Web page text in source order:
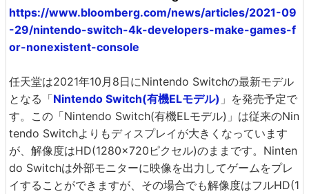
https://www.bloomberg.com/news/articles/2021-09
-29/nintendo-switch-4k-developers-make-games-f
or-nonexistent-console
任天堂は2021年10月8日にNintendo Switchの最新モデル
となる「Nintendo Switch(有機ELモデル) 」を発売予定で
す。この「Nintendo Switch(有機ELモデル)」は従来のNin
tendo Switchよりもディスプレイが大きくなっています
が、解像度はHD(1280×720ピクセル)のままです。Ninten
do Switchは外部モニターに映像を出力してゲームをプレ
イすることができますが、その場合でも解像度はフルHD(1